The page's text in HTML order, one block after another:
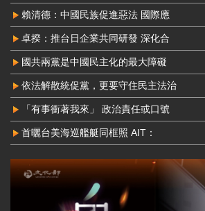
賴清德：中國民族促進惡法 國際應
卓揆：推台日企業共同研發 深化合
國共兩黨是中國民主化的最大障礙
依法解散統促黨，更要守住民主法治
「有事衝著我來」 政治責任或口號
首曬台美海巡艦艇同框照 AIT：